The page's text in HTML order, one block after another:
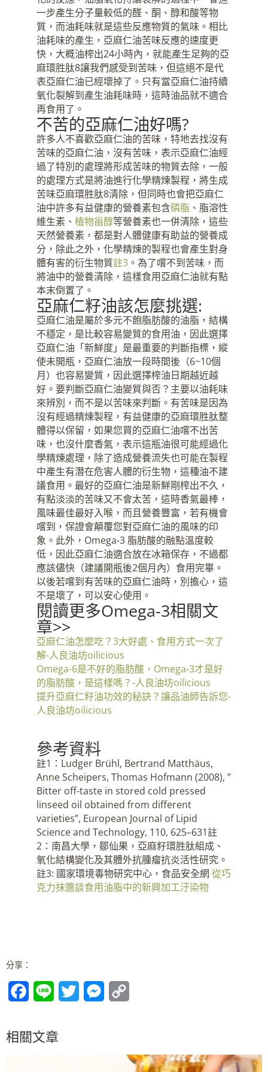
一步產生分子量較低的醛、酮、醇和酸等物
質，而油耗味就是這些反應物質的氣味。相比
油耗味的產生，亞麻仁油苦味反應的速度更
快，大概油榨出24小時內，就能產生足夠的亞
麻環胜肽8讓我們感受到苦味，但這絕不是代
表亞麻仁油已經壞掉了。只有當亞麻仁油持續
氧化裂解到產生油耗味時，這時油品就不適合
再食用了。
不苦的亞麻仁油好嗎?
許多人不喜歡亞麻仁油的苦味，特地去找沒有
苦味的亞麻仁油，沒有苦味，表示亞麻仁油經
過了特別的處理將形成苦味的物質去除，一般
的處理方式是將油進行化學精煉製程，將生成
苦味亞麻環胜肽8清除，但同時也會把亞麻仁
油中許多有益健康的營養素包含磷脂 、脂溶性
維生素、 植物甾醇等營養素也一併清除，這些
天然營養素，都是對人體健康有助益的營養成
分，除此之外，化學精煉的製程也會產生對身
體有害的衍生物質註3。為了嚐不到苦味，而
將油中的營養清除，這樣食用亞麻仁油就有點
本末倒置了。
亞麻仁籽油該怎麼挑選:
亞麻仁油是屬於多元不飽脂肪酸的油脂，結構
不穩定，是比較容易變質的食用油，因此選擇
亞麻仁油「新鮮度」是最重要的判斷指標，縱
使未開瓶，亞麻仁油放一段時間後（6~10個
月）也容易變質，因此選擇榨油日期越近越
好。要判斷亞麻仁油變質與否？主要以油耗味
來辨別，而不是以苦味來判斷。有苦味是因為
沒有經過精煉製程，有益健康的亞麻環胜肽整
體得以保留，如果您買的亞麻仁油嚐不出苦
味，也沒什麼香氣，表示這瓶油很可能經過化
學精煉處理，除了造成營養流失也可能在製程
中產生有潛在危害人體的衍生物，這種油不建
議食用。最好的亞麻仁油是新鮮剛榨出不久，
有點淡淡的苦味又不會太苦，這時香氣最棒，
風味最佳最好入喉，而且營養豐富，若有機會
嚐到，保證會顛覆您對亞麻仁油的風味的印
象。此外，Omega-3 脂肪酸的融點溫度較
低，因此亞麻仁油適合放在冰箱保存，不過都
應該儘快（建議開瓶後2個月內）食用完畢。
以後若嚐到有苦味的亞麻仁油時，別擔心，這
不是壞了，可以安心使用。
閱讀更多Omega-3相關文
章>>
亞麻仁油怎麼吃？3大好處、食用方式一次了
解-人良油坊oilicious
Omega-6是不好的脂肪酸，Omega-3才是好
的脂肪酸，是這樣嗎？-人良油坊oilicious
提升亞麻仁籽油功效的秘訣？讓品油師告訴您-
人良油坊oilicious
參考資料
註1：Ludger Brühl, Bertrand Matthäus,
Anne Scheipers, Thomas Hofmann (2008), ”
Bitter off-taste in stored cold pressed
linseed oil obtained from different
varieties”, European Journal of Lipid
Science and Technology, 110, 625–631註
2：南昌大學，鄒仙果，亞麻籽環胜肽組成、
氧化結構變化及其體外抗腫瘤抗炎活性研究。
註3: 國家環境毒物研究中心，食品安全網 從巧
克力抹醬談食用油脂中的新興加工汙染物
分享：
c
n
M
y
相關文章